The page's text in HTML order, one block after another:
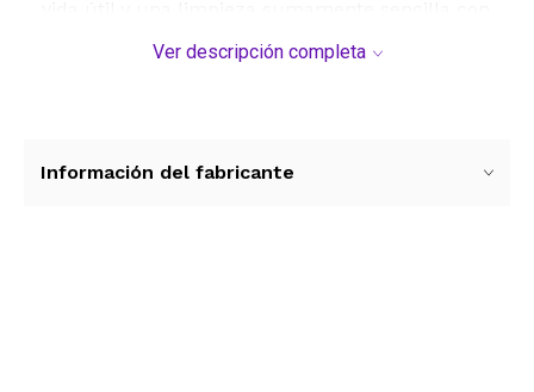
diseño de lenguaje neutro y elegante se adapta
Ver descripción completa
Información del fabricante